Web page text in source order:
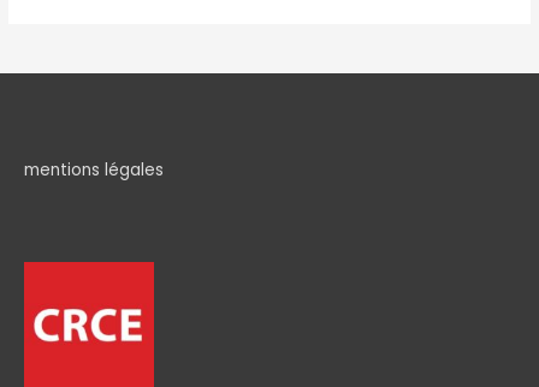
mentions légales